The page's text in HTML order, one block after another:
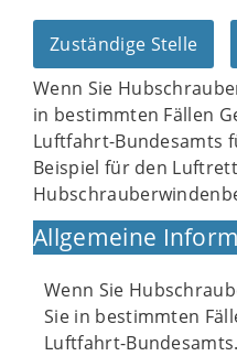
Zuständige Stelle
Wenn Sie
in bestimmten Fällen
Luftfahrt-Bundesamts
Beispiel für den
Allgemeine
Wenn Sie
Sie in bestimmten
Luftfahrt-Bundesamts.